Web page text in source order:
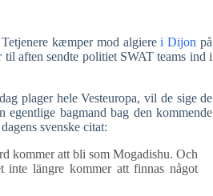
kæmper mod algierei Dijon på
til aften sendte politiet SWAT teams ind i
plager hele Vesteuropa, vil de sige de
bagmand bag den kommende
svenske citat:
kommer att bli som Mogadishu. Och
inte längre kommer att finnas något